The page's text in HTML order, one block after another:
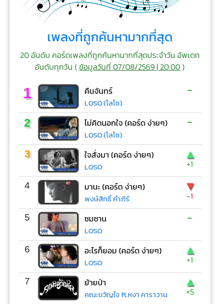
เพลงที่ถูกค้นหามากที่สุด
20 อันดับ คอร์ดเพลงที่ถูกค้นหามากที่สุดประจำวัน อัพเดท
อันดับทุกวัน (ข้อมูลวันที่ 07/08/2569 | 20:00)
1 คืนจันทร์
LOSO (โลโซ)
-
2 ไม่คิดนอกใจ (คอร์ด ง่ายๆ)
LOSO (โลโซ)
-
3 ใจสั่งมา (คอร์ด ง่ายๆ)
LOSO
▲
+1
4 มานะ (คอร์ด ง่ายๆ)
พงษ์สิทธิ์ คำภีร์
▼
-1
5 ซมซาน
LOSO
-
6 อะไรก็ยอม (คอร์ด ง่ายๆ)
LOSO
▲
+1
7 ย้ายป่า
คณะขวัญใจ ft.หงา คาราวาน
▲
+5